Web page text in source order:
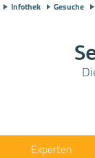
Infothek Gesuche